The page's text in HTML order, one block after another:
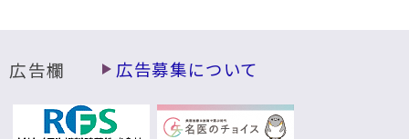
広告欄 広告募集について